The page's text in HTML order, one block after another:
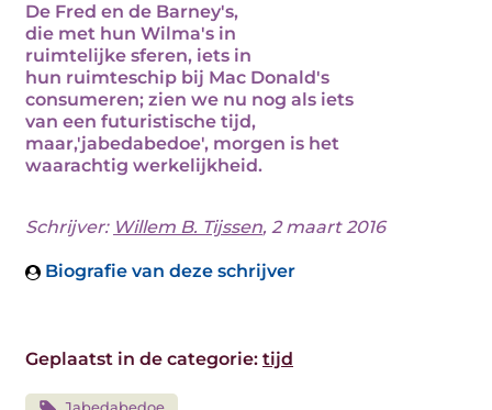
De Fred en de Barney's,
die met hun Wilma's in
ruimtelijke sferen, iets in
hun ruimteschip bij Mac Donald's
consumeren; zien we nu nog als iets
van een futuristische tijd,
maar,'jabedabedoe', morgen is het
waarachtig werkelijkheid.
Schrijver: Willem B. Tijssen, 2 maart 2016
Biografie van deze schrijver
Geplaatst in de categorie: tijd